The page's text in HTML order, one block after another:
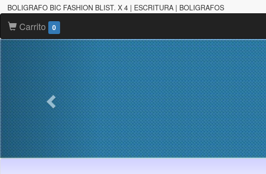
BOLIGRAFO BIC FASHION BLIST. X 4 | ESCRITURA | BOLIGRAFOS
Carrito 0